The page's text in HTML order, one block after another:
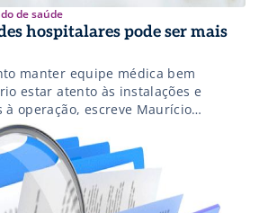
de saúde
hospitalares pode ser mais
manter equipe médica bem
estar atento às instalações e
operação, escreve Maurício